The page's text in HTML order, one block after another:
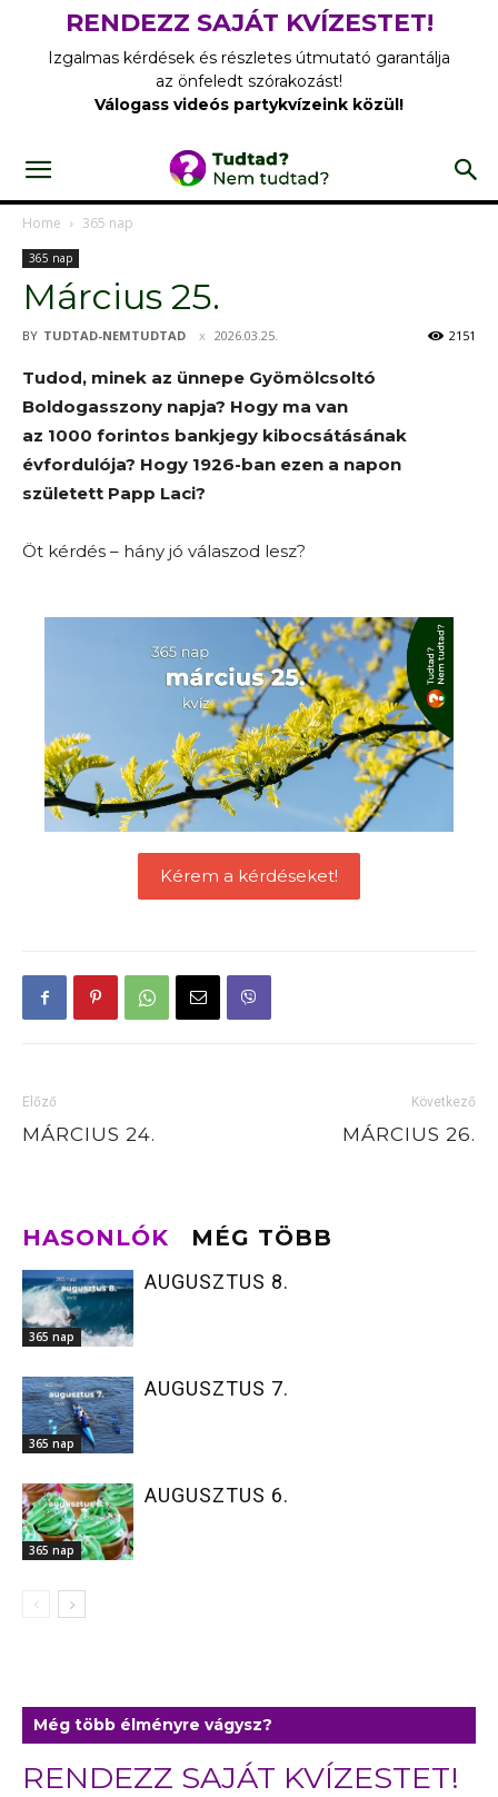
RENDEZZ SAJÁT KVÍZESTET!
Izgalmas kérdések és részletes útmutató garantálja
az önfeledt szórakozást!
Válogass videós partykvízeink közül!
Home 365 nap
365 nap
Március 25.
BY TUDTAD-NEMTUDTAD 2026.03.25. 2151
Tudod, minek az ünnepe Gyömölcsoltó
Boldogasszony napja? Hogy ma van
az 1000 forintos bankjegy kibocsátásának
évfordulója? Hogy 1926-ban ezen a napon
született Papp Laci?
Öt kérdés – hány jó válaszod lesz?
Kérem a kérdéseket!
Előző
MÁRCIUS 24.
Következő
MÁRCIUS 26.
HASONLÓK MÉG TÖBB
365 nap
AUGUSZTUS 8.
365 nap
AUGUSZTUS 7.
365 nap
AUGUSZTUS 6.
Még több élményre vágysz?
RENDEZZ SAJÁT KVÍZESTET!